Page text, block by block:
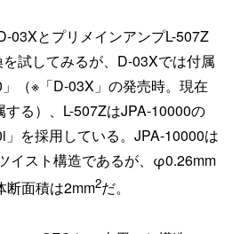
03XとプリメインアンプL-507Z
試してみるが、D-03Xでは付属
（※「D-03X」の発売時。現在
る）、L-507ZはJPA-10000の
を採用している。JPA-10000は
イスト構造であるが、φ0.26mm
断面積は2mm2だ。